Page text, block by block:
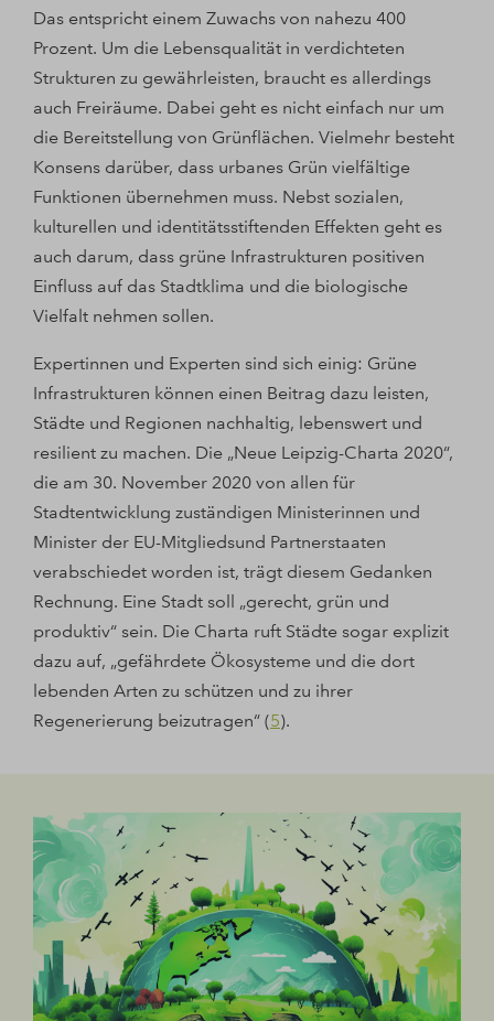
Das entspricht einem Zuwachs von nahezu 400
Prozent. Um die Lebensqualität in verdichteten
Strukturen zu gewährleisten, braucht es allerdings
auch Freiräume. Dabei geht es nicht einfach nur um
die Bereitstellung von Grünflächen. Vielmehr besteht
Konsens darüber, dass urbanes Grün vielfältige
Funktionen übernehmen muss. Nebst sozialen,
kulturellen und identitätsstiftenden Effekten geht es
auch darum, dass grüne Infrastrukturen positiven
Einfluss auf das Stadtklima und die biologische
Vielfalt nehmen sollen.
Expertinnen und Experten sind sich einig: Grüne
Infrastrukturen können einen Beitrag dazu leisten,
Städte und Regionen nachhaltig, lebenswert und
resilient zu machen. Die „Neue Leipzig-Charta 2020“,
die am 30. November 2020 von allen für
Stadtentwicklung zuständigen Ministerinnen und
Minister der EU-Mitgliedsund Partnerstaaten
verabschiedet worden ist, trägt diesem Gedanken
Rechnung. Eine Stadt soll „gerecht, grün und
produktiv“ sein. Die Charta ruft Städte sogar explizit
dazu auf, „gefährdete Ökosysteme und die dort
lebenden Arten zu schützen und zu ihrer
Regenerierung beizutragen“ (5).